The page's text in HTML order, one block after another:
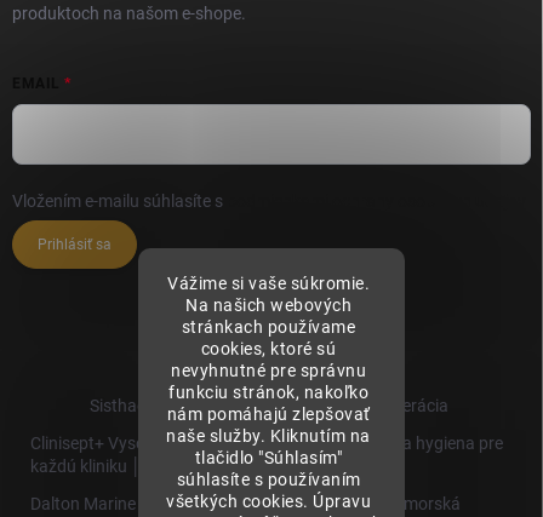
Vážime si vaše súkromie.
Na našich webových
stránkach používame
cookies, ktoré sú
nevyhnutné pre správnu
funkciu stránok, nakoľko
nám pomáhajú zlepšovať
naše služby. Kliknutím na
tlačidlo "Súhlasím"
súhlasíte s používaním
všetkých cookies. Úpravu
produktoch na našom e-shope.
Vložením e-mailu súhlasíte s
Prihlásiť sa
Sisthaema.sk - Skutočná Dermálna Regenerácia
Clinisept+ Vysoko účinné čistenie a antimikrobiálna hygiena pre
každú kliniku │
Dalton Marine Cosmetics - Kvalitná profesionálna morská